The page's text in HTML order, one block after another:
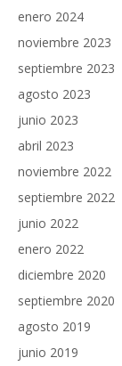
enero 2024
noviembre 2023
septiembre 2023
agosto 2023
junio 2023
abril 2023
noviembre 2022
septiembre 2022
junio 2022
enero 2022
diciembre 2020
septiembre 2020
agosto 2019
junio 2019